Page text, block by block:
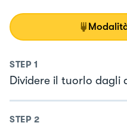
STEP 1
Dividere il tuorlo dagli
STEP 2